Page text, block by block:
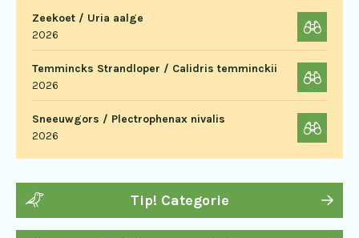
Zeekoet / Uria aalge
2026
Temmincks Strandloper / Calidris temminckii
2026
Sneeuwgors / Plectrophenax nivalis
2026
Tip! Categorie